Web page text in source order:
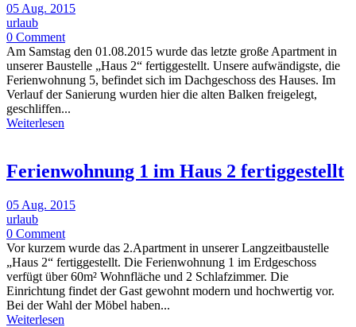
05 Aug. 2015
urlaub
0 Comment
Am Samstag den 01.08.2015 wurde das letzte große Apartment in
unserer Baustelle „Haus 2“ fertiggestellt. Unsere aufwändigste, die
Ferienwohnung 5, befindet sich im Dachgeschoss des Hauses. Im
Verlauf der Sanierung wurden hier die alten Balken freigelegt,
geschliffen...
Weiterlesen
Ferienwohnung 1 im Haus 2 fertiggestellt
05 Aug. 2015
urlaub
0 Comment
Vor kurzem wurde das 2.Apartment in unserer Langzeitbaustelle
„Haus 2“ fertiggestellt. Die Ferienwohnung 1 im Erdgeschoss
verfügt über 60m² Wohnfläche und 2 Schlafzimmer. Die
Einrichtung findet der Gast gewohnt modern und hochwertig vor.
Bei der Wahl der Möbel haben...
Weiterlesen